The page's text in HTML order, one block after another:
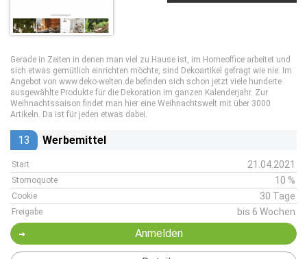
Gerade in Zeiten in denen man viel zu Hause ist, im Homeoffice arbeitet und
sich etwas gemütlich einrichten möchte, sind Dekoartikel gefragt wie nie. Im
Angebot von www.deko-welten.de befinden sich schon jetzt viele hunderte
ausgewählte Produkte für die Dekoration im ganzen Kalenderjahr. Zur
Weihnachtssaison findet man hier eine Weihnachtswelt mit über 3000
Artikeln. Da ist für jeden etwas dabei.
13 Werbemittel
Start 21.04.2021
Stornoquote 10 %
Cookie 30 Tage
Freigabe bis 6 Wochen
Anmelden